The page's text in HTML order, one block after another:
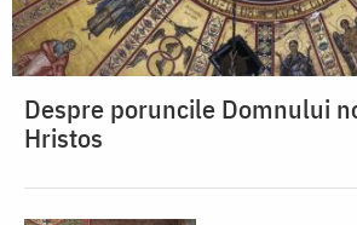
Despre poruncile Domnului
Hristos